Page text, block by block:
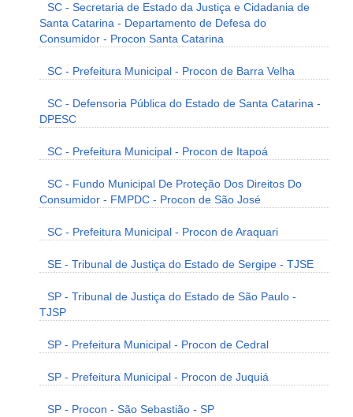
SC - Secretaria de Estado da Justiça e Cidadania de
Santa Catarina - Departamento de Defesa do
Consumidor - Procon Santa Catarina
SC - Prefeitura Municipal - Procon de Barra Velha
SC - Defensoria Pública do Estado de Santa Catarina -
DPESC
SC - Prefeitura Municipal - Procon de Itapoá
SC - Fundo Municipal De Proteção Dos Direitos Do
Consumidor - FMPDC - Procon de São José
SC - Prefeitura Municipal - Procon de Araquari
SE - Tribunal de Justiça do Estado de Sergipe - TJSE
SP - Tribunal de Justiça do Estado de São Paulo -
TJSP
SP - Prefeitura Municipal - Procon de Cedral
SP - Prefeitura Municipal - Procon de Juquiá
SP - Procon - São Sebastião - SP